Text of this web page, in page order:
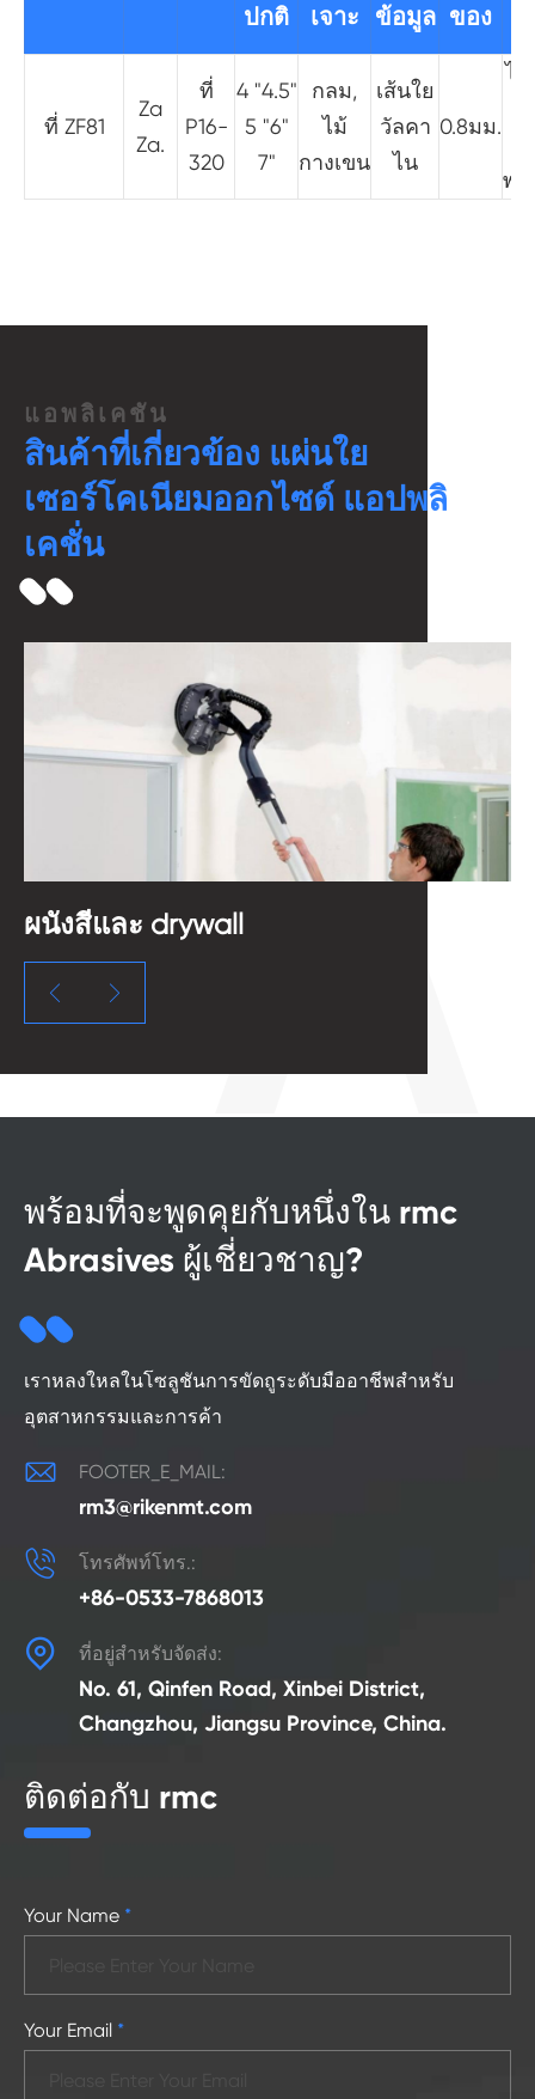
ปกติ เจาะ ข้อมูล ของ
ที่ ZF81
Za
Za.
ที่
P16-
320
4 "4.5"
5 "6"
7"
กลม,
ไม้
กางเขน
เส้นใย
วัลคา
ไน
0.8มม.
ไม้
พล
แอพลิเคชัน
สินค้าที่เกี่ยวข้อง แผ่นใย
เซอร์โคเนียมออกไซด์ แอปพลิ
เคชั่น
ผนังสีและ drywall
 
พร้อมที่จะพูดคุยกับหนึ่งใน rmc
Abrasives ผู้เชี่ยวชาญ?
เราหลงใหลในโซลูชันการขัดถูระดับมืออาชีพสำหรับ
อุตสาหกรรมและการค้า
 FOOTER_E_MAIL:
rm3@rikenmt.com
 โทรศัพท์โทร.:
+86-0533-7868013
 ที่อยู่สำหรับจัดส่ง:
No. 61, Qinfen Road, Xinbei District,
Changzhou, Jiangsu Province, China.
ติดต่อกับ rmc
Your Name *
Your Email *